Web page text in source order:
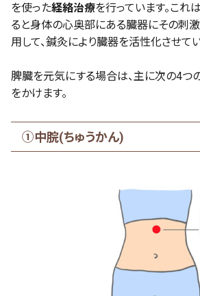
を使った経絡治療を行っています。こ
ると身体の心奥部にある臓器にその刺
用して、鍼灸により臓器を活性化させて
脾臓を元気にする場合は、主に次の4つ
をかけます。
①中脘(ちゅうかん)